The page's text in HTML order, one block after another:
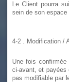
Le Client pourra
sein de son espace
4-2 Modification /
Une fois
ci-avant, et payées
pas modifiable par